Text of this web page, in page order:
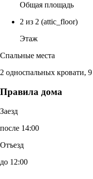
Общая площадь
2 из 2 (attic_floor)
Этаж
Спальные места
2 односпальных кровати,
Правила дома
Заезд
после 14:00
Отъезд
до 12:00